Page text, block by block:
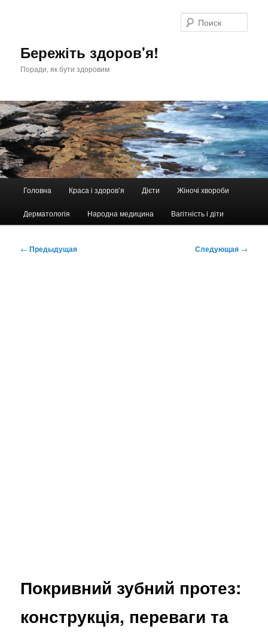
Бережіть здоров'я!
Поради, як бути здоровим
Головна Краса і здоров’я Дієти Жіночі хвороби
Дерматологія Народна медицина Вагітність і діти
Навигация
← Предыдущая Следующая →
Покривний зубний протез:
конструкція, переваги та